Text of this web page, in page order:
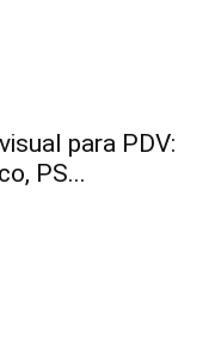
para PDV:
PS...